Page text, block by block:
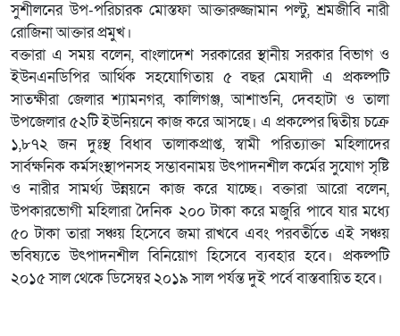
সুশীলনের উপ-পরিচারক মোস্তফা আক্তারুজ্জামান পল্টু, শ্রমজীবি নারী
রোজিনা আক্তার প্রমুখ।
বক্তারা এ সময় বলেন, বাংলাদেশ সরকারের স্থানীয় সরকার বিভাগ ও
ইউনএনডিপির আর্থিক সহযোগিতায় ৫ বছর মেযাদী এ প্রকল্পটি
সাতক্ষীরা জেলার শ্যামনগর, কালিগঞ্জ, আশাশুনি, দেবহাটা ও তালা
উপজেলার ৫২টি ইউনিয়নে কাজ করে আসছে। এ প্রকল্পের দ্বিতীয় চক্রে
১,৮৭২ জন দুঃস্থ বিধাব তালাকপ্রাপ্ত, স্বামী পরিত্যাক্তা মহিলাদের
সার্বক্ষনিক কর্মসংস্থাপনসহ সম্ভাবনাময় উৎপাদনশীল কর্মের সুযোগ সৃষ্টি
ও নারীর সামর্থ্য উন্নয়নে কাজ করে যাচ্ছে। বক্তারা আরো বলেন,
উপকারভোগী মহিলারা দৈনিক ২০০ টাকা করে মজুরি পাবে যার মধ্যে
৫০ টাকা তারা সঞ্চয় হিসেবে জমা রাখবে এবং পরবর্তীতে এই সঞ্চয়
ভবিষ্যতে উৎপাদনশীল বিনিয়োগ হিসেবে ব্যবহার হবে। প্রকল্পটি
২০১৫ সাল থেকে ডিসেম্বর ২০১৯ সাল পর্যন্ত দুই পর্বে বাস্তবায়িত হবে।